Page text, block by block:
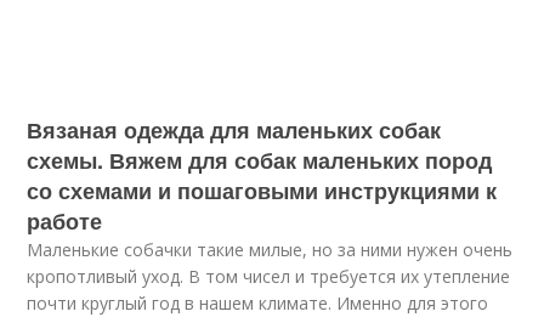
Вязаная одежда для маленьких собак
схемы. Вяжем для собак маленьких пород
со схемами и пошаговыми инструкциями к
работе
Маленькие собачки такие милые, но за ними нужен очень
кропотливый уход. В том чисел и требуется их утепление
почти круглый год в нашем климате. Именно для этого